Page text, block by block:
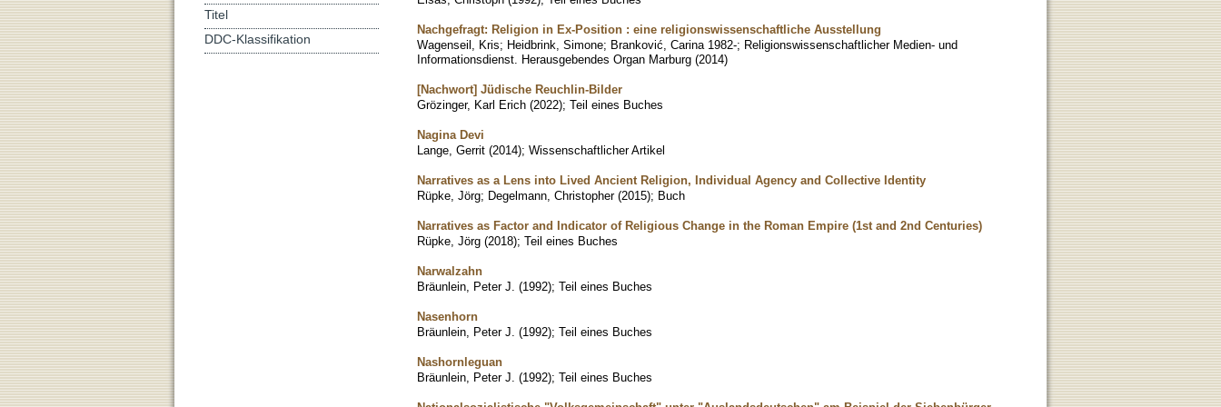
Nachgefragt: Religion in Ex-Position : eine religionswissenschaftliche Ausstellung
Wagenseil, Kris; Heidbrink, Simone; Branković, Carina 1982-; Religionswissenschaftlicher Medien- und
Informationsdienst. Herausgebendes Organ Marburg (2014)
[Nachwort] Jüdische Reuchlin-Bilder
Grözinger, Karl Erich (2022); Teil eines Buches
Nagina Devi
Lange, Gerrit (2014); Wissenschaftlicher Artikel
Narratives as a Lens into Lived Ancient Religion, Individual Agency and Collective Identity
Rüpke, Jörg; Degelmann, Christopher (2015); Buch
Narratives as Factor and Indicator of Religious Change in the Roman Empire (1st and 2nd Centuries)
Rüpke, Jörg (2018); Teil eines Buches
Narwalzahn
Bräunlein, Peter J. (1992); Teil eines Buches
Nasenhorn
Bräunlein, Peter J. (1992); Teil eines Buches
Nashornleguan
Bräunlein, Peter J. (1992); Teil eines Buches
Titel
DDC-Klassifikation